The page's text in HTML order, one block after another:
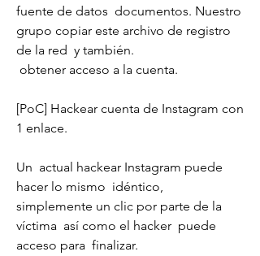
fuente de datos  documentos. Nuestro
grupo copiar este archivo de registro
de la red  y también.
obtener acceso a la cuenta.
[PoC] Hackear cuenta de Instagram con
1 enlace.
Un  actual hackear Instagram puede
hacer lo mismo  idéntico,
simplemente un clic por parte de la
víctima  así como el hacker  puede
acceso para  finalizar.